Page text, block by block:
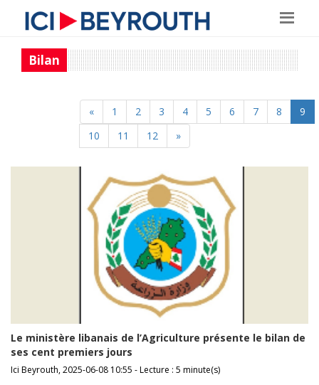
Bilan
« 1 2 3 4 5 6 7 8
9
10
11 12 »
Le ministère libanais de l’Agriculture présente le bilan de
ses cent premiers jours
Ici Beyrouth, 2025-06-08 10:55 - Lecture : 5 minute(s)